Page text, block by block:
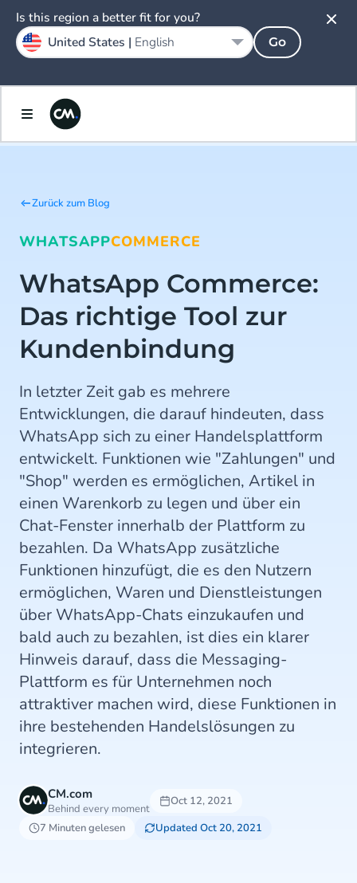
Zurück zum Blog
WHATSAPPCOMMERCE
WhatsApp Commerce:
Das richtige Tool zur
Kundenbindung
In letzter Zeit gab es mehrere
Entwicklungen, die darauf hindeuten, dass
WhatsApp sich zu einer Handelsplattform
entwickelt. Funktionen wie "Zahlungen" und
"Shop" werden es ermöglichen, Artikel in
einen Warenkorb zu legen und über ein
Chat-Fenster innerhalb der Plattform zu
bezahlen. Da WhatsApp zusätzliche
Funktionen hinzufügt, die es den Nutzern
ermöglichen, Waren und Dienstleistungen
über WhatsApp-Chats einzukaufen und
bald auch zu bezahlen, ist dies ein klarer
Hinweis darauf, dass die Messaging-
Plattform es für Unternehmen noch
attraktiver machen wird, diese Funktionen in
ihre bestehenden Handelslösungen zu
integrieren.
CM.com
Behind every moment
Oct 12, 2021
7 Minuten gelesen
Updated Oct 20, 2021
Is this region a better fit for you?
United States | English Go